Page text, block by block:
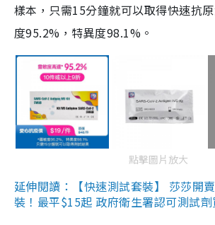
樣本，只需15分鐘就可以取得快速抗
度95.2%，特異度98.1%。
點擊圖片放大
延伸閱讀：【快速測試套裝】 莎莎開
裝！最平$15起 政府衛生署認可測試劑